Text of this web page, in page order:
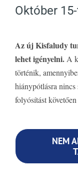
Október
Az új Kisfaludy
lehet igényelni. A
történik,
hiánypótlásra nincs
folyósítást
NEM